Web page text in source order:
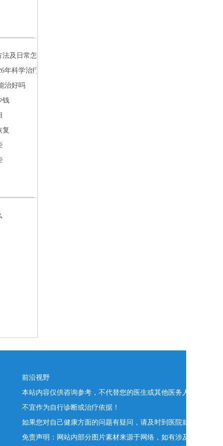
及日常怎么恢复
年科学治疗与日常护理指南
治好吗
钱
复
前沿视野
本站内容仅供咨询参考，不代替您的医生或其他医务人员的建议
不宜作为自行诊断或治疗依据！
如果您对自己健康方面的问题有疑问，请及时到医院就诊！
免责声明：网站内部分图片素材来源于网络，如有涉及任何版权